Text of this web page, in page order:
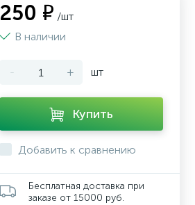
250 ₽ /шт
В наличии
- + шт
Купить
Добавить к сравнению
Бесплатная доставка при
заказе от 15000 руб.